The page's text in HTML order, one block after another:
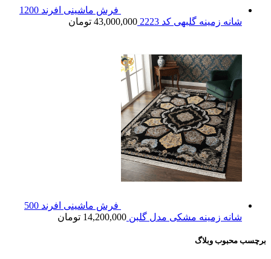
فرش ماشینی افرند 1200
شانه زمینه گلبهی کد 2223
43,000,000 تومان
فرش ماشینی افرند 500
شانه زمینه مشکی مدل گلبن 14,200,000 تومان
برچسب محبوب وبلاگ